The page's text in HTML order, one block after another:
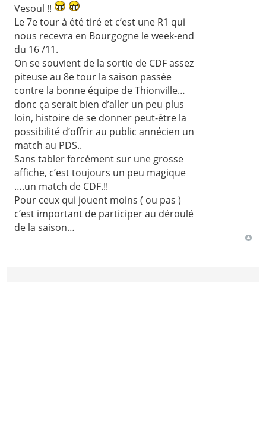
Vesoul !!
Le 7e tour à été tiré et c’est une R1 qui
nous recevra en Bourgogne le week-end
du 16 /11.
On se souvient de la sortie de CDF assez
piteuse au 8e tour la saison passée
contre la bonne équipe de Thionville…
donc ça serait bien d’aller un peu plus
loin, histoire de se donner peut-être la
possibilité d’offrir au public annécien un
match au PDS..
Sans tabler forcément sur une grosse
affiche, c’est toujours un peu magique
….un match de CDF.!!
Pour ceux qui jouent moins ( ou pas )
c’est important de participer au déroulé
de la saison…